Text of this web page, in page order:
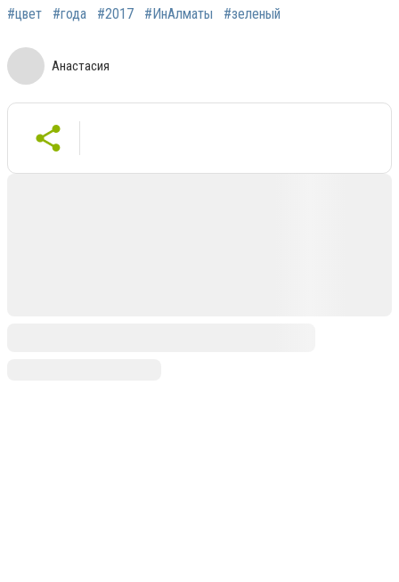
#цвет
#года #2017 #ИнАлматы #зеленый
Анастасия